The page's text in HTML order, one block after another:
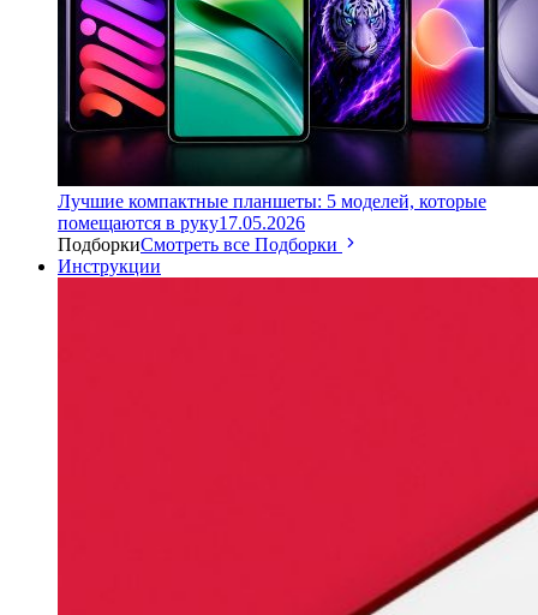
Лучшие компактные планшеты: 5 моделей, которые
помещаются в руку17.05.2026
ПодборкиСмотреть все Подборки
Инструкции